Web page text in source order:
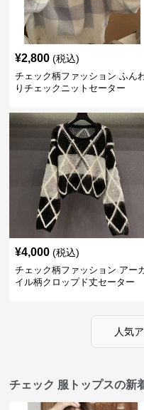
¥2,800 (税込)
チェック柄ファッション ふん
りチェックニットセーター
¥4,000 (税込)
チェック柄ファッション アー
イル柄クロップド丈セーター
人気
チェック 服トップスの新